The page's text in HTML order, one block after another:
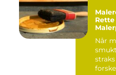
Når